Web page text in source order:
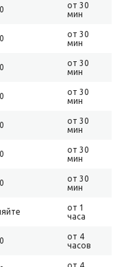
от 30
мин
от 30
мин
от 30
мин
от 30
мин
от 30
мин
от 30
мин
от 30
мин
от 1
часа
от 4
часов